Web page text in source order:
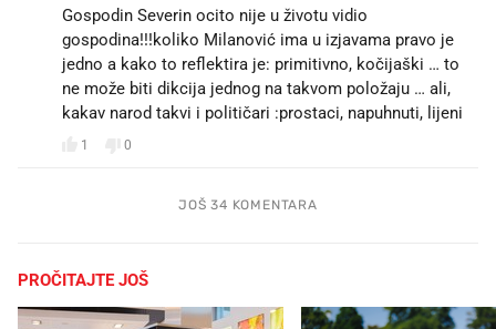
Gospodin Severin ocito nije u životu vidio
gospodina!!!koliko Milanović ima u izjavama pravo je
jedno a kako to reflektira je: primitivno, kočijaški … to
ne može biti dikcija jednog na takvom položaju … ali,
kakav narod takvi i političari :prostaci, napuhnuti, lijeni
1 0
JOŠ 34 KOMENTARA
PROČITAJTE JOŠ